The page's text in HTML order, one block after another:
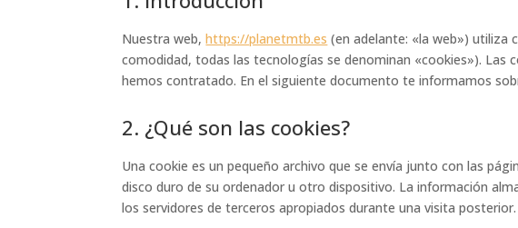
Nuestra web,https://planetmtb.es (en adelante: «la web») utiliza
comodidad, todas las tecnologías se denominan «cookies»). Las
hemos contratado. En el siguiente documento te informamos
2. ¿Qué son las cookies?
Una cookie es un pequeño archivo que se envía junto con las
disco duro de su ordenador u otro dispositivo. La información
los servidores de terceros apropiados durante una visita posterior.